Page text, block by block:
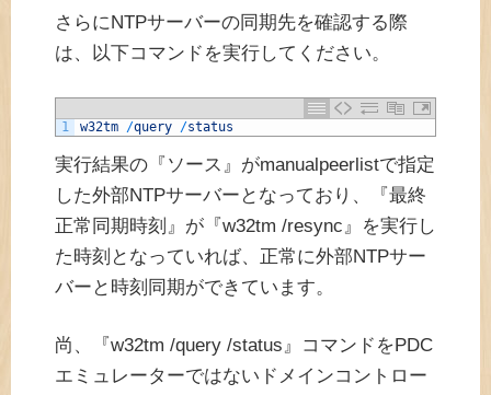
さらにNTPサーバーの同期先を確認する際
は、以下コマンドを実行してください。
1 w32tm /query /status
実行結果の『ソース』がmanualpeerlistで指定
した外部NTPサーバーとなっており、『最終
正常同期時刻』が『w32tm /resync』を実行し
た時刻となっていれば、正常に外部NTPサー
バーと時刻同期ができています。
尚、『w32tm /query /status』コマンドをPDC
エミュレーターではないドメインコントロー